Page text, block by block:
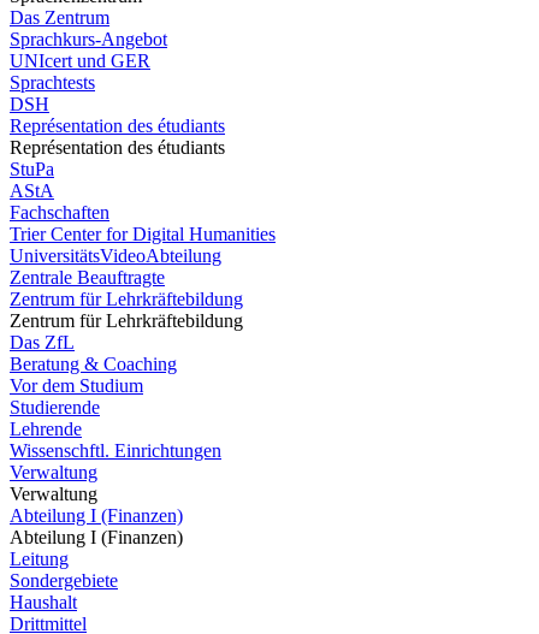
Das Zentrum
Sprachkurs-Angebot
UNIcert und GER
Sprachtests
DSH
Représentation des étudiants
Représentation des étudiants
StuPa
AStA
Fachschaften
Trier Center for Digital Humanities
UniversitätsVideoAbteilung
Zentrale Beauftragte
Zentrum für Lehrkräftebildung
Zentrum für Lehrkräftebildung
Das ZfL
Beratung & Coaching
Vor dem Studium
Studierende
Lehrende
Wissenschftl. Einrichtungen
Verwaltung
Verwaltung
Abteilung I (Finanzen)
Abteilung I (Finanzen)
Leitung
Sondergebiete
Haushalt
Drittmittel